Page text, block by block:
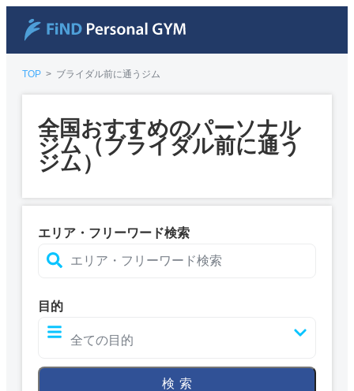
TOP > ブライダル前に通うジム
全国おすすめのパーソナル
ジム（ブライダル前に通う
ジム）
エリア・フリーワード検索
目的
検索